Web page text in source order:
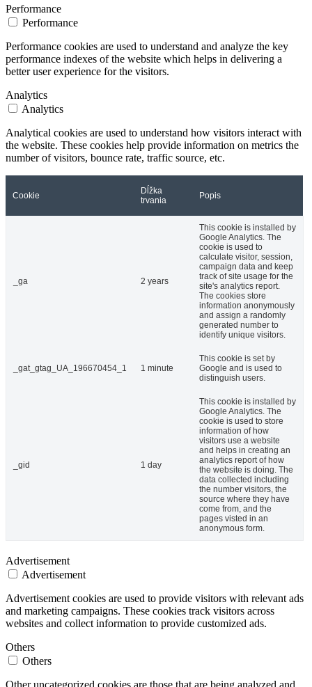
Performance
Performance
Performance cookies are used to understand and analyze the key
performance indexes of the website which helps in delivering a
better user experience for the visitors.
Analytics
Analytics
Analytical cookies are used to understand how visitors interact with
the website. These cookies help provide information on metrics the
number of visitors, bounce rate, traffic source, etc.
Cookie
Dĺžka
trvania
Popis
_ga 2 years
This cookie is installed by
Google Analytics. The
cookie is used to
calculate visitor, session,
campaign data and keep
track of site usage for the
site's analytics report.
The cookies store
information anonymously
and assign a randomly
generated number to
identify unique visitors.
_gat_gtag_UA_196670454_1 1 minute
This cookie is set by
Google and is used to
distinguish users.
_gid 1 day
This cookie is installed by
Google Analytics. The
cookie is used to store
information of how
visitors use a website
and helps in creating an
analytics report of how
the website is doing. The
data collected including
the number visitors, the
source where they have
come from, and the
pages visted in an
anonymous form.
Advertisement
Advertisement
Advertisement cookies are used to provide visitors with relevant ads
and marketing campaigns. These cookies track visitors across
websites and collect information to provide customized ads.
Others
Others